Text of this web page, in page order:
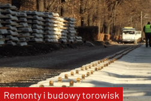
Remonty i budowy torowisk